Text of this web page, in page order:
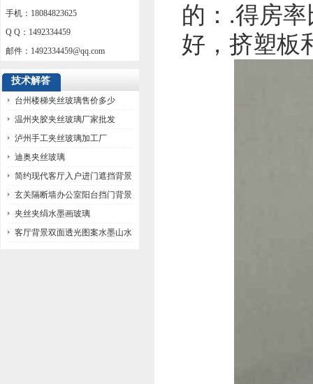
手机：18084823625
Q Q：1492334459
邮件： 1492334459@qq.com
技术解答
台州楼梯夹丝玻璃售价多少
温州夹胶夹丝玻璃厂家批发
泸州手工夹丝玻璃加工厂
迪奥夹丝玻璃
简约现代客厅入户进门遮挡背景
墙玻璃
玄关隔断墙办公室阳台挡门背景
墙玻璃
夹丝夹绢水墨画玻璃
客厅背景双面透光图案水墨山水
的：.得房
好，挤塑板